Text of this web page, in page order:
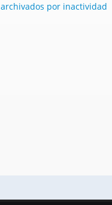
archivados por inactividad